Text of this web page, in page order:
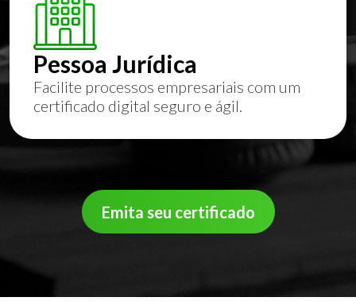
Pessoa Jurídica
Facilite processos empresariais com um
certificado digital seguro e ágil.
Emita seu certificado